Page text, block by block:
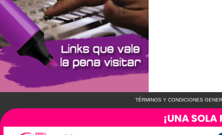
TÉRMINOS Y CONDICIONES